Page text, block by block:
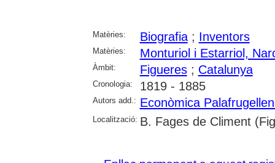
Matèries: Biografia; Inventors
Matèries: Monturiol i Estarriol,
Àmbit: Figueres; Catalunya
Cronologia: 1819 - 1885
Autors add.: Econòmica
Localització: B. Fages de Climent